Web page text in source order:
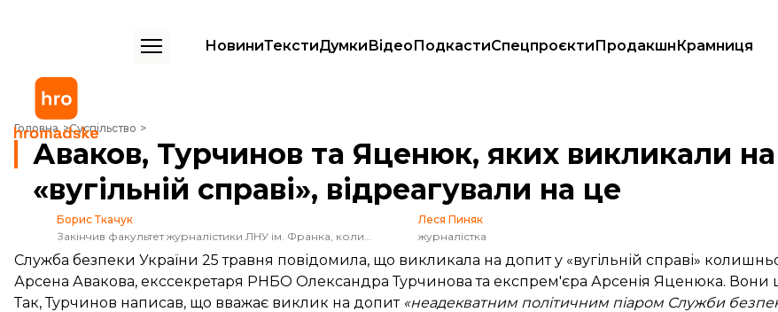
НовиниТекстиДумкиВідеоПодкастиСпецпроєктиПродакшнКрамниця
Головна Суспільство
Аваков, Турчинов та Яценюк, яких викликали на допит у «вугільній справі», відреагували на це
Аваков, Турчинов та Яценюк, яких викликали
«вугільній справі», відреагували на це
Борис Ткачук
Закінчив факультет журналістики ЛНУ ім. Франка, колишній радійник
Леся Пиняк
журналістка
Служба безпеки України 25 травня повідомила, що викликала на допит у «вугільній справі»
Арсена Авакова, екссекретаря РНБО Олександра Турчинова та експрем'єра Арсенія Яценюка. Вони
Так, Турчинов написав, що вважає виклик на допит«неадекватним політичним піаром Служби